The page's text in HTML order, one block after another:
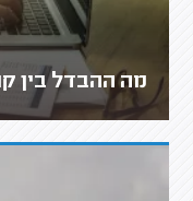
מה ההבדל בין